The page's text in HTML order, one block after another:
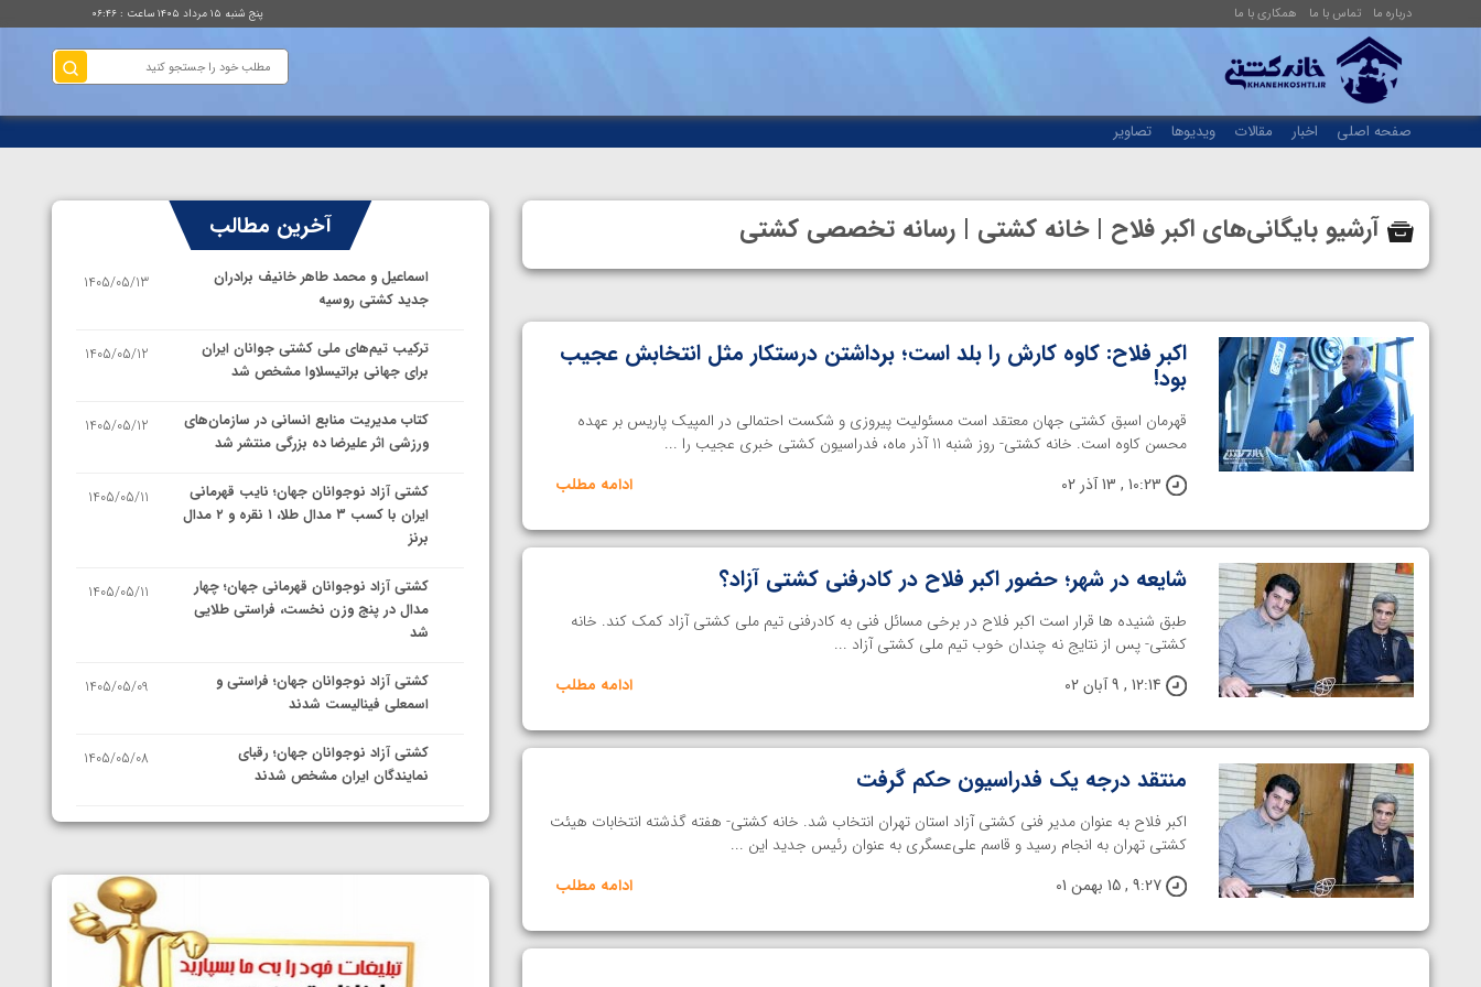
درباره ما تماس با ما همکاری با ما پنج شنبه ۱۵ مرداد ۱۴۰۵ ساعت : ۰۶:۴۶
صفحه اصلی اخبار مقالات ویدیوها تصاویر
آرشیو بایگانی‌های اکبر فلاح | خانه کشتی | رسانه تخصصی کشتی
اکبر فلاح: کاوه کارش را بلد است؛ برداشتن درستکار مثل انتخابش عجیب
بود!
قهرمان اسبق کشتی جهان معتقد است مسئولیت پیروزی و شکست احتمالی در المپیک پاریس بر عهده
محسن کاوه است. خانه کشتی- روز شنبه 11 آذر ماه، فدراسیون کشتی خبری عجیب را ...
10:23 , 13 آذر 02
ادامه مطلب
شایعه در شهر؛ حضور اکبر فلاح در کادرفنی کشتی آزاد؟
طبق شنیده ها قرار است اکبر فلاح در برخی مسائل فنی به کادرفنی تیم ملی کشتی آزاد کمک کند. خانه
کشتی- پس از نتایج نه چندان خوب تیم ملی کشتی آزاد ...
12:14 , 9 آبان 02
ادامه مطلب
منتقد درجه یک فدراسیون حکم گرفت
اکبر فلاح به عنوان مدیر فنی کشتی آزاد استان تهران انتخاب شد. خانه کشتی- هفته گذشته انتخابات هیئت
کشتی تهران به انجام رسید و قاسم علی‌عسگری به عنوان رئیس جدید این ...
9:27 , 15 بهمن 01
ادامه مطلب
آخرین مطالب
اسماعیل و محمد طاهر خانیف برادران
جدید کشتی روسیه
1405/05/13
ترکیب تیم‌های ملی کشتی جوانان ایران
برای جهانی براتیسلاوا مشخص شد
1405/05/12
کتاب مدیریت منابع انسانی در سازمان‌های
ورزشی اثر علیرضا ده بزرگی منتشر شد
1405/05/12
کشتی آزاد نوجوانان جهان؛ نایب قهرمانی
ایران با کسب ۳ مدال طلا، ۱ نقره و ۲ مدال
برنز
1405/05/11
کشتی آزاد نوجوانان قهرمانی جهان؛ چهار
مدال در پنج وزن نخست، فراستی طلایی
شد
1405/05/11
کشتی آزاد نوجوانان جهان؛ فراستی و
اسمعلی فینالیست شدند
1405/05/09
کشتی آزاد نوجوانان جهان؛ رقبای
نمایندگان ایران مشخص شدند
1405/05/08
کشتی فرنگی نوجوانان جهان؛ سکوی تیمی
1405/05/07
1405/05/06
کشتی فرنگی نوجوان جهان؛ رضایی تنها
1405/05/06